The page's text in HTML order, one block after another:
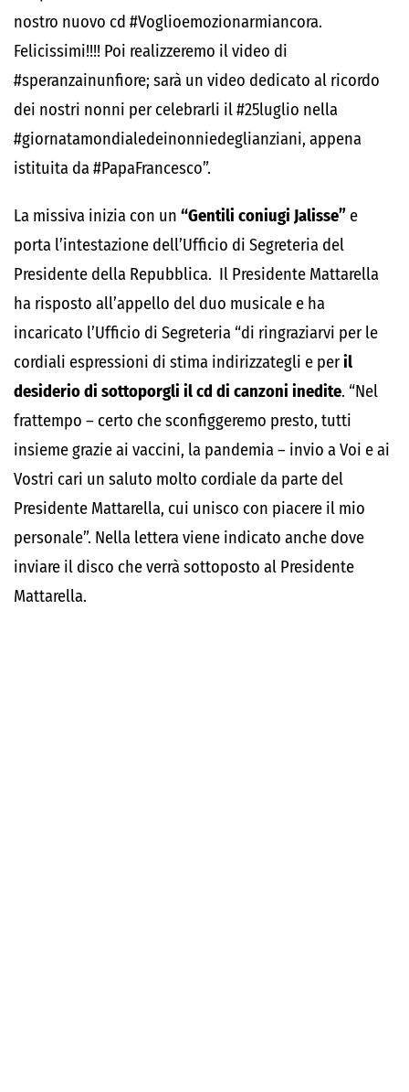
nostro nuovo cd #Voglioemozionarmiancora.
Felicissimi!!!! Poi realizzeremo il video di
#speranzainunfiore; sarà un video dedicato al ricordo
dei nostri nonni per celebrarli il #25luglio nella
#giornatamondialedeinonniedeglianziani, appena
istituita da #PapaFrancesco”.
La missiva inizia con un “Gentili coniugi Jalisse” e
porta l’intestazione dell’Ufficio di Segreteria del
Presidente della Repubblica. Il Presidente Mattarella
ha risposto all’appello del duo musicale e ha
incaricato l’Ufficio di Segreteria “di ringraziarvi per le
cordiali espressioni di stima indirizzategli e peril
desiderio di sottoporgli il cd di canzoni inedite. “Nel
frattempo – certo che sconfiggeremo presto, tutti
insieme grazie ai vaccini, la pandemia – invio a Voi e ai
Vostri cari un saluto molto cordiale da parte del
Presidente Mattarella, cui unisco con piacere il mio
personale”. Nella lettera viene indicato anche dove
inviare il disco che verrà sottoposto al Presidente
Mattarella.